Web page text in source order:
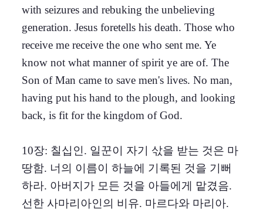
with seizures and rebuking the unbelieving
generation. Jesus foretells his death. Those who
receive me receive the one who sent me. Ye
know not what manner of spirit ye are of. The
Son of Man came to save men's lives. No man,
having put his hand to the plough, and looking
back, is fit for the kingdom of God.
10장: 칠십인. 일꾼이 자기 삯을 받는 것은 마
땅함. 너의 이름이 하늘에 기록된 것을 기뻐
하라. 아버지가 모든 것을 아들에게 맡겼음.
선한 사마리아인의 비유. 마르다와 마리아.